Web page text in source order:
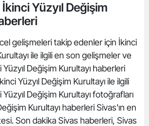
Yüzyıl Değişim
gelişmeleri takip edenler için İkinci
ile ilgili en son gelişmeler ve
Değişim Kurultayı haberleri
Yüzyıl Değişim Kurultayı ile ilgili
Değişim Kurultayı fotoğrafları
Kurultayı haberleri Sivas'ın en
Son dakika Sivas haberleri, Sivas